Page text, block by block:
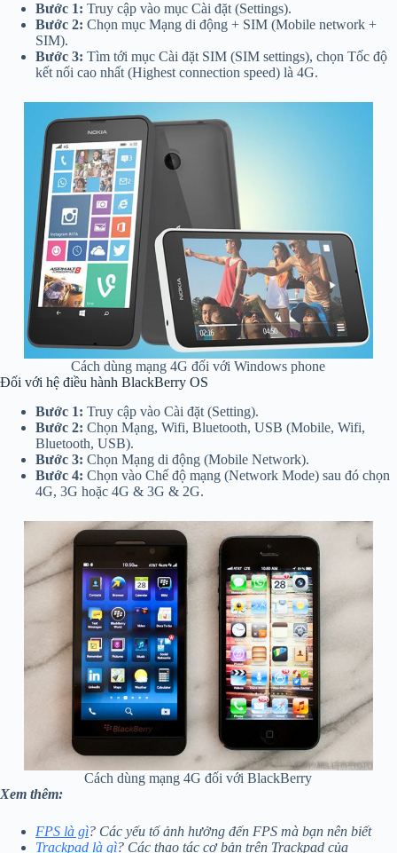
Bước 1: Truy cập vào mục Cài đặt (Settings).
Bước 2: Chọn mục Mạng di động + SIM (Mobile network +
SIM).
Bước 3: Tìm tới mục Cài đặt SIM (SIM settings), chọn Tốc độ
kết nối cao nhất (Highest connection speed) là 4G.
Cách dùng mạng 4G đối với Windows phone
Đối với hệ điều hành BlackBerry OS
Bước 1: Truy cập vào Cài đặt (Setting).
Bước 2: Chọn Mạng, Wifi, Bluetooth, USB (Mobile, Wifi,
Bluetooth, USB).
Bước 3: Chọn Mạng di động (Mobile Network).
Bước 4: Chọn vào Chế độ mạng (Network Mode) sau đó chọn
4G, 3G hoặc 4G & 3G & 2G.
Cách dùng mạng 4G đối với BlackBerry
Xem thêm:
FPS là gì? Các yếu tố ảnh hưởng đến FPS mà bạn nên biết
Trackpad là gì? Các thao tác cơ bản trên Trackpad của